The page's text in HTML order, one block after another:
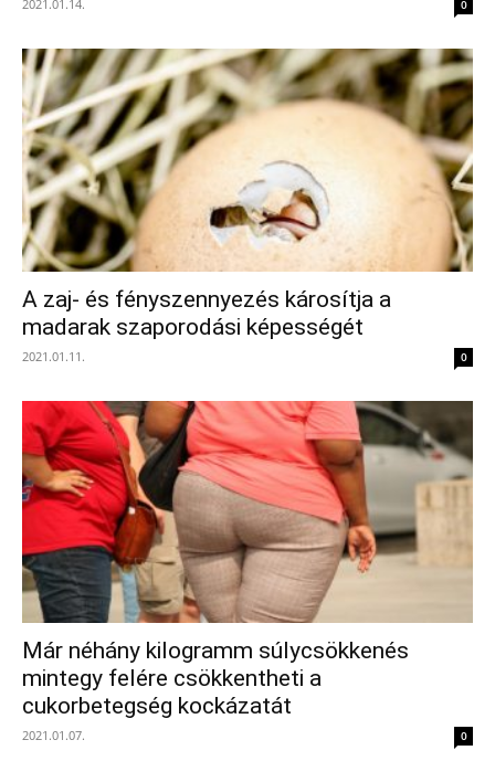
2021.01.14. 0
A zaj- és fényszennyezés károsítja a
madarak szaporodási képességét
2021.01.11. 0
Már néhány kilogramm súlycsökkenés
mintegy felére csökkentheti a
cukorbetegség kockázatát
2021.01.07. 0